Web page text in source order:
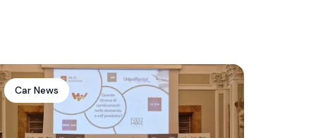
Car News